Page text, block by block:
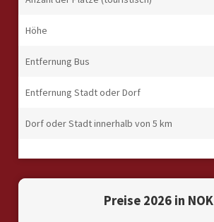
Höhe
Entfernung Bus
Entfernung Stadt oder Dorf
Dorf oder Stadt innerhalb von 5 km
Preise 2026 in NOK